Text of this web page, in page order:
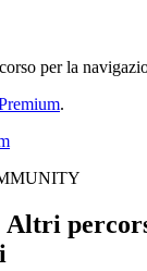
per la
.
Altri